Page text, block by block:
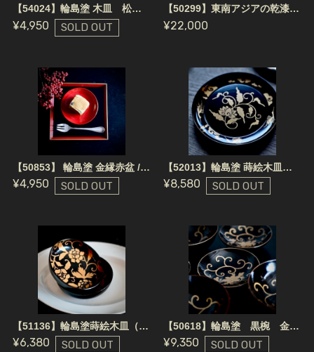
【54024】輪島塗 木皿 松もよう（1枚） / Wajima Nuri Wooden Plate Pine Tree
¥4,950 SOLD OUT
【50299】東南アジアの乾漆/ Kanshitsu from South East Asia
¥22,000
【50853】 輪島塗 金縁赤盆 / Wajima Nuri Wooden Tray
¥4,950 SOLD OUT
【52013】輪島塗 蒔絵木皿（1個）茶色 / Wajima Nuri Wooden Plate Brown
¥8,580 SOLD OUT
【51136】輪島塗蒔絵木皿（1個）/ Wajima Nuri Wooden Plate
¥6,380 SOLD OUT
【50618】輪島塗 黒椀 金縁 (1客）明治 / Wajima Nuri Wan Black Bowl Gold Edge / Meiji Era
¥9,350 SOLD OUT